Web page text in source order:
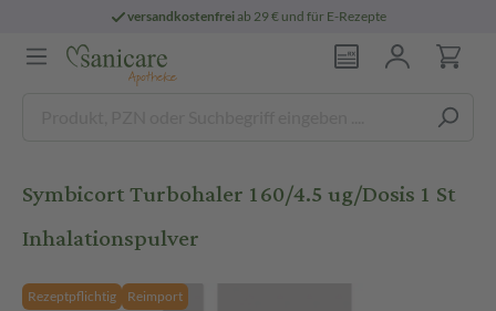
versandkostenfreiab 29 € und für E-Rezepte
Symbicort Turbohaler 160/4.5 ug/Dosis 1 St
Inhalationspulver
Rezeptpflichtig Reimport